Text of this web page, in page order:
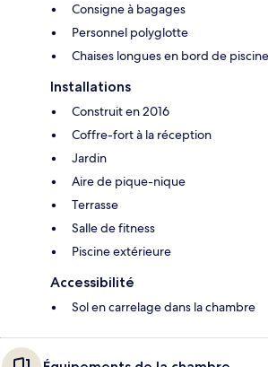
Consigne à bagages
Personnel polyglotte
Chaises longues en bord de piscine
Installations
Construit en 2016
Coffre-fort à la réception
Jardin
Aire de pique-nique
Terrasse
Salle de fitness
Piscine extérieure
Accessibilité
Sol en carrelage dans la chambre